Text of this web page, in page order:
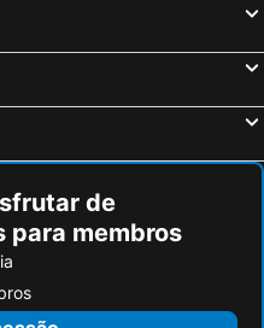
de
para membros